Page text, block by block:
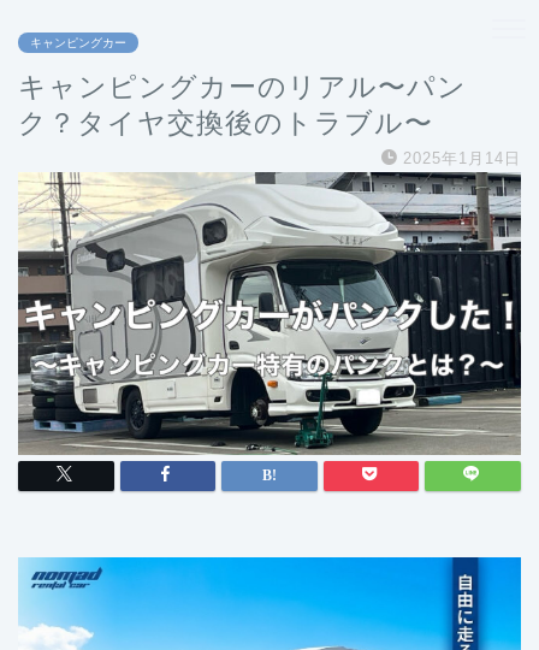
キャンピングカー
キャンピングカーのリアル〜パン
ク？タイヤ交換後のトラブル〜
2025年1月14日